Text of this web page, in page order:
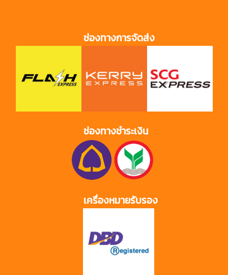
ช่องทางการจัดส่ง
ช่องทางชำระเงิน
เครื่องหมายรับรอง